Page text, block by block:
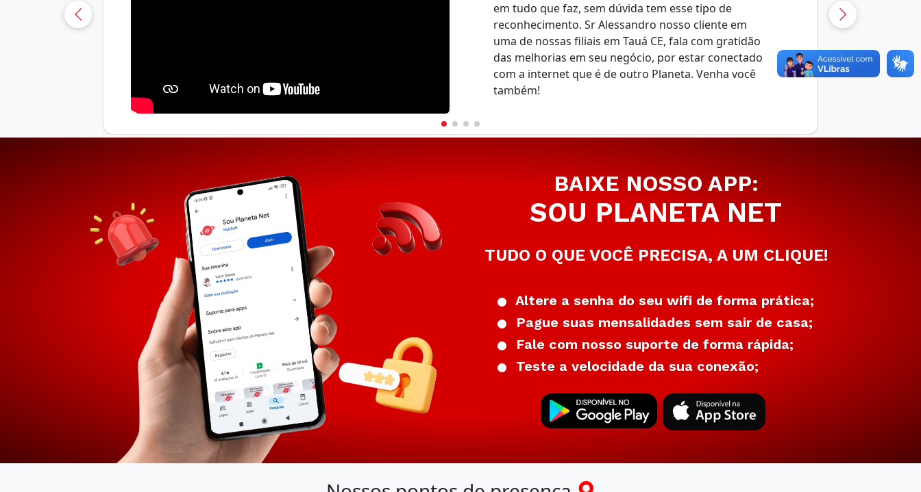
em tudo que faz, sem dúvida tem esse tipo de
reconhecimento. Sr Alessandro nosso cliente em
uma de nossas filiais em Tauá CE, fala com gratidão
das melhorias em seu negócio, por estar conectado
com a internet que é de outro Planeta. Venha você
também!
BAIXE NOSSO APP:
SOU PLANETA NET
TUDO O QUE VOCÊ PRECISA, A UM CLIQUE!
Altere a senha do seu wifi de forma prática;
Pague suas mensalidades sem sair de casa;
Fale com nosso suporte de forma rápida;
Teste a velocidade da sua conexão;